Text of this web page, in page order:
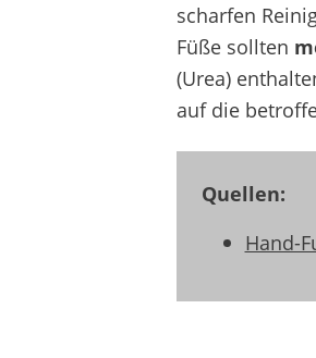
scharfen
Füße sollten
(Urea)
auf die
Quellen:
Hand-